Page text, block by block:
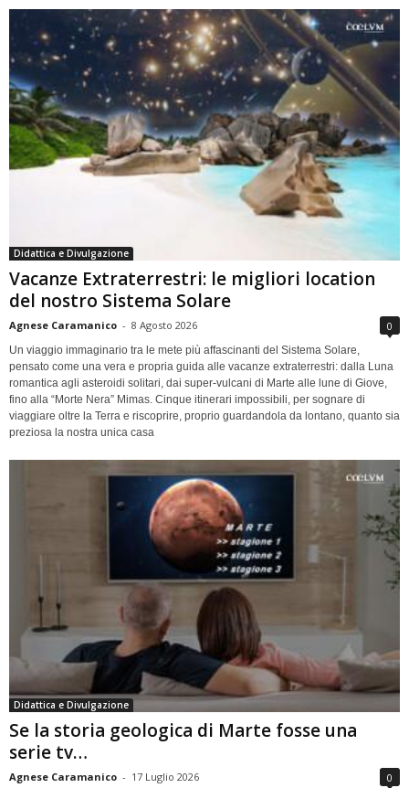
Didattica e Divulgazione
Vacanze Extraterrestri: le migliori location
del nostro Sistema Solare
Agnese Caramanico - 8 Agosto 2026 0
Un viaggio immaginario tra le mete più affascinanti del Sistema Solare,
pensato come una vera e propria guida alle vacanze extraterrestri: dalla Luna
romantica agli asteroidi solitari, dai super-vulcani di Marte alle lune di Giove,
fino alla “Morte Nera” Mimas. Cinque itinerari impossibili, per sognare di
viaggiare oltre la Terra e riscoprire, proprio guardandola da lontano, quanto sia
preziosa la nostra unica casa
Didattica e Divulgazione
Se la storia geologica di Marte fosse una
serie tv…
Agnese Caramanico - 17 Luglio 2026 0